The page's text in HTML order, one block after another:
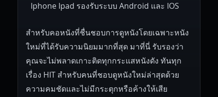
Iphone Ipad รองรับระบบ Android และ IOS
สำหรับคอหนังที่ชื่นชอบการดูหนังโดยเฉพาะหนัง
ใหม่ที่ได้รับความนิยมมากที่สุด มาที่นี่ รับรองว่า
คุณจะไม่พลาดเกาะติดทุกกระแสหนังดัง ทันทุก
เรื่อง HIT สำหรับคนที่ชอบดูหนังใหม่ล่าสุดด้วย
ความคมชัดและไม่มีกระตุกหรือค้างให้เสีย